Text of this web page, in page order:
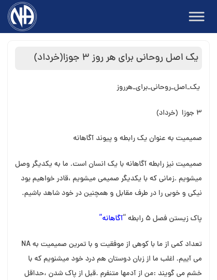
content
یک اصل روحانی برای هر روز ۳ جوزا(خرداد)
‍ یک_اصل_روحانی_برای_هرروز
۳ جوزا (خرداد)
صمیمیت به عنوان یک رابطه و پیوند آگاهانه
صمیمیت نیز رابطه آگاهانه با یک انسان است. ما به یکدیگر وصل
میشویم .زمانی که با یکدیگر صمیمی میشویم ،قادر خواهیم بود
نیکی و خوبی را در طرف مقابل و همچنین در خود شاهد باشیم.
پاک زیستن فصل ۵ رابطه “ آگاهانه”
تعداد کمی از ما با کوهی از موفقیت و با تمرین صمیمیت به NA
می آییم. اغلب ما از زبان دوستان هم درد خود میشنویم که با
خشم می گویند :من از آدمها متنفرم .قبل از پاک شدن ،حداقل